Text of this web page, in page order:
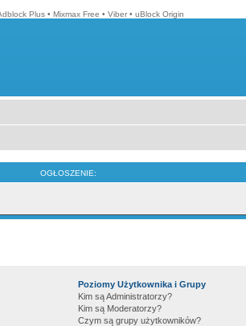
Plus • Mixmax Free • Viber • uBlock Origin
OGŁOSZENIE:
Poziomy Użytkownika i Grupy
Kim są Administratorzy?
Kim są Moderatorzy?
Czym są grupy użytkowników?